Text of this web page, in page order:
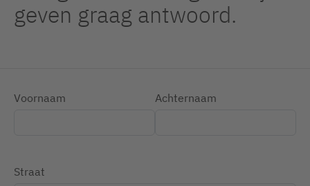
geven graag antwoord.
Voornaam Achternaam
Straat